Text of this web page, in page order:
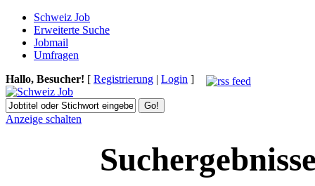
Schweiz Job
Erweiterte Suche
Jobmail
Umfragen
Hallo, Besucher! [ Registrierung | Login ]
Anzeige schalten